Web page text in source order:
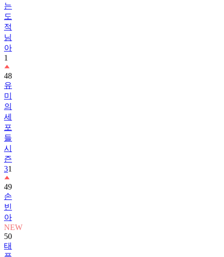
는
도
적
님
아
1
48
유
미
의
세
포
들
시
즌
31
49
손
빈
아
NEW
50
태